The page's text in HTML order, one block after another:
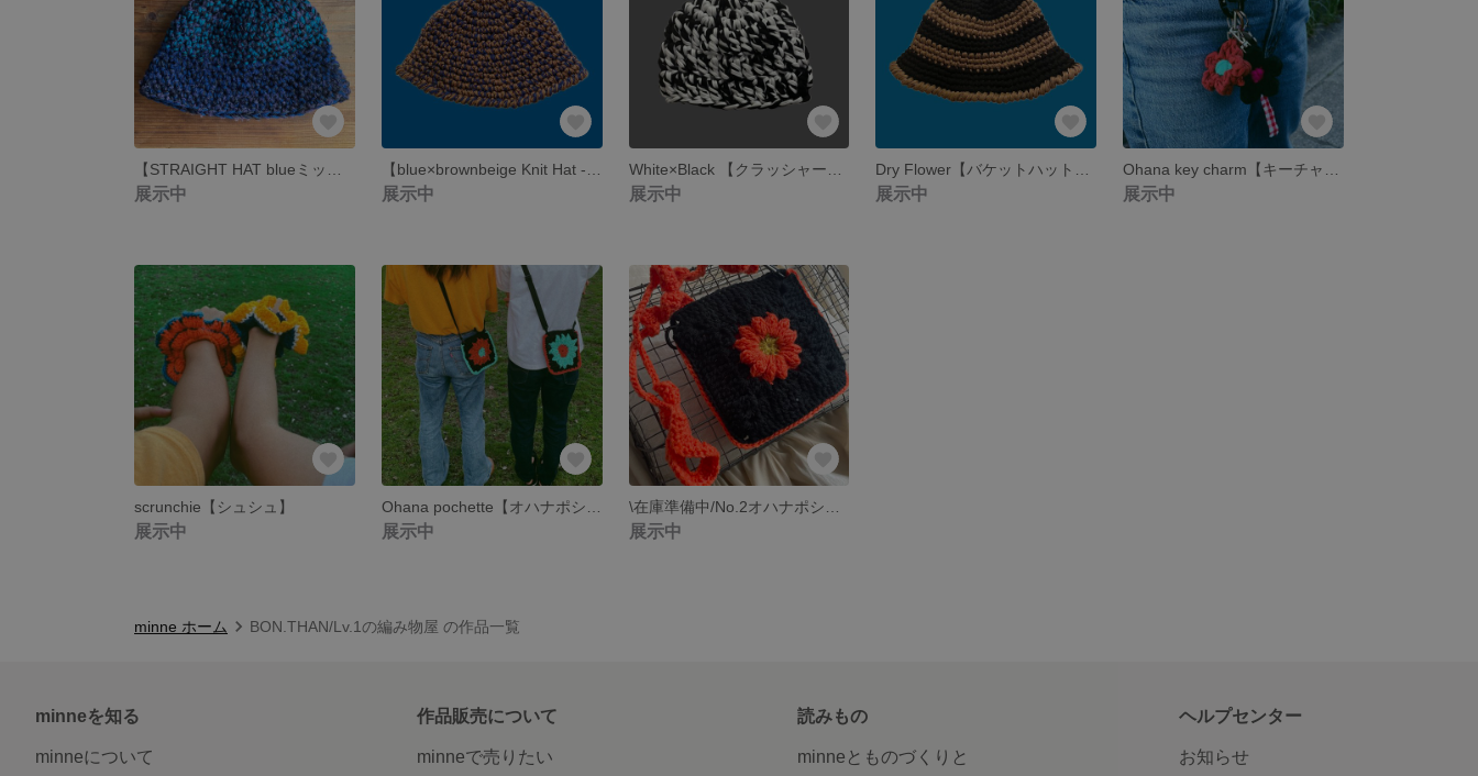
展示中 展示中 展示中 展示中 展示中
scrunchie【シュシュ】
展示中 展示中 展示中
minne ホーム BON.THAN/Lv.1の編み物屋 の作品一覧
minneを知る
minneについて
作品販売について
minneで売りたい
読みもの
minneとものづくりと
ヘルプセンター
お知らせ